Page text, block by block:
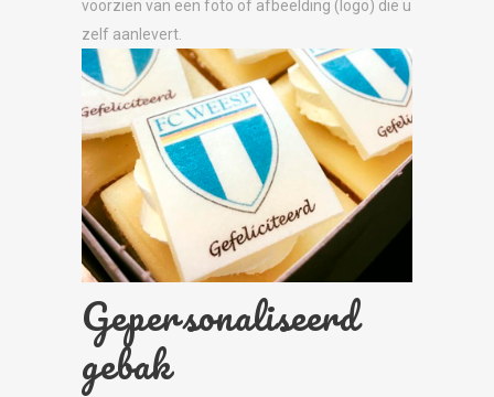
voorzien van een foto of afbeelding (logo) die u
zelf aanlevert.
Gepersonaliseerd
gebak